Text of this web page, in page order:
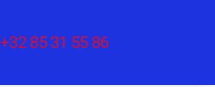
+32 85 31 55 86